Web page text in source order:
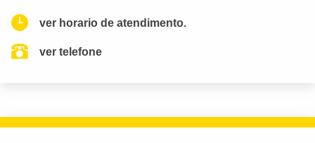
ver horario de atendimento.
ver telefone